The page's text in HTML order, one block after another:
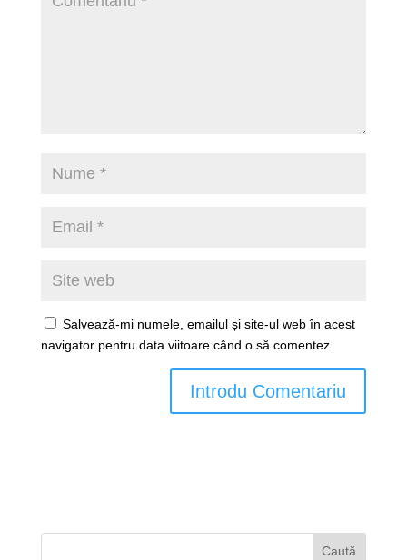
Salvează-mi numele, emailul și site-ul web în acest
navigator pentru data viitoare când o să comentez.